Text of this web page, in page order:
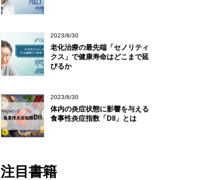
2023/8/30
老化治療の最先端「セノリティ
クス」で健康寿命はどこまで延
びるか
2023/8/30
体内の炎症状態に影響を与える
食事性炎症指数「DII」とは
注目書籍